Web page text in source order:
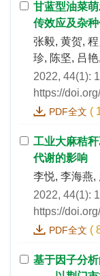
甘蓝型油菜
传效应及杂
张毅, 黄贺,
珍, 陈坚, 吕
2022, 44(1):
https://
PDF全文 (
工业大麻秸
代谢的影响
李悦, 李海燕,
2022, 44(1):
https://
PDF全文 (
基于因子分